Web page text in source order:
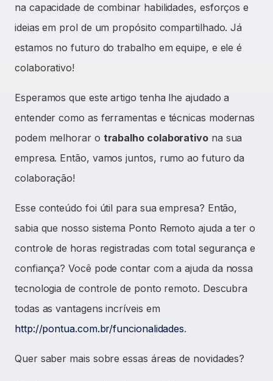
na capacidade de combinar habilidades, esforços e
ideias em prol de um propósito compartilhado. Já
estamos no futuro do trabalho em equipe, e ele é
colaborativo!
Esperamos que este artigo tenha lhe ajudado a
entender como as ferramentas e técnicas modernas
podem melhorar o trabalho colaborativona sua
empresa. Então, vamos juntos, rumo ao futuro da
colaboração!
Esse conteúdo foi útil para sua empresa? Então,
sabia que nosso sistema Ponto Remoto ajuda a ter o
controle de horas registradas com total segurança e
confiança? Você pode contar com a ajuda da nossa
tecnologia de controle de ponto remoto. Descubra
todas as vantagens incríveis em
http://pontua.com.br/funcionalidades.
Quer saber mais sobre essas áreas de novidades?